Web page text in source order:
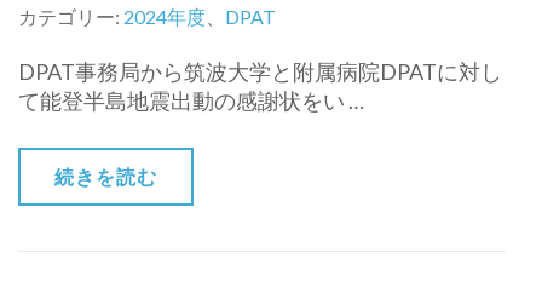
カテゴリー: 2024年度 DPAT
DPAT事務局から筑波大学と附属病院DPATに対し
て能登半島地震出動の感謝状をい …
続きを読む